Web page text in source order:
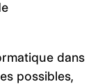
dans
possibles,